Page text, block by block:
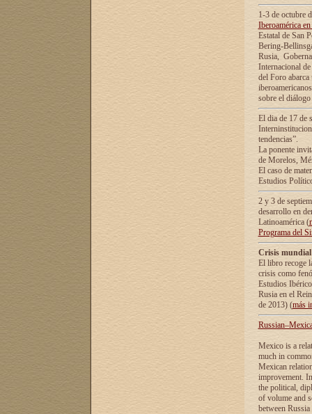
1-3 de octubre
Iberoamérica
Estatal de San
Bering-
Rusia,
Internacional
del Foro
sobre el
El dia de 17 de
tendencias”.
La ponente
de Morelos,
El caso de
Estudios
2 y 3 de
desarrollo en
Latinoamérica (
Programa del
Crisis
El libro recoge
crisis como
Estudios
Rusia en el
de 2013) (más
Mexico is a
much in
Mexican
improvement.
the political,
of volume and
between